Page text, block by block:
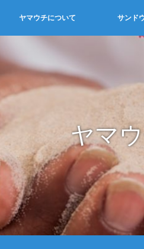
ヤマウチについて サンド
ヤマ